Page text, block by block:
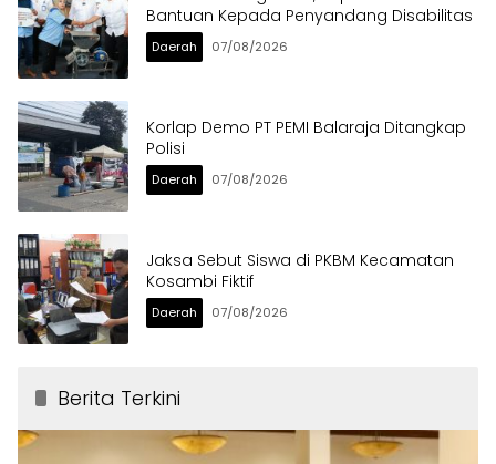
Bantuan Kepada Penyandang Disabilitas
Daerah 07/08/2026
Korlap Demo PT PEMI Balaraja Ditangkap
Polisi
Daerah 07/08/2026
Jaksa Sebut Siswa di PKBM Kecamatan
Kosambi Fiktif
Daerah 07/08/2026
Berita Terkini